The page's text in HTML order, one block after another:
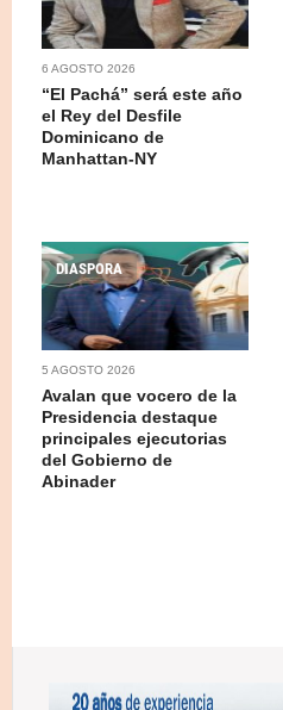
6 AGOSTO 2026
“El Pachá” será este año
el Rey del Desfile
Dominicano de
Manhattan-NY
DIASPORA
5 AGOSTO 2026
Avalan que vocero de la
Presidencia destaque
principales ejecutorias
del Gobierno de
Abinader